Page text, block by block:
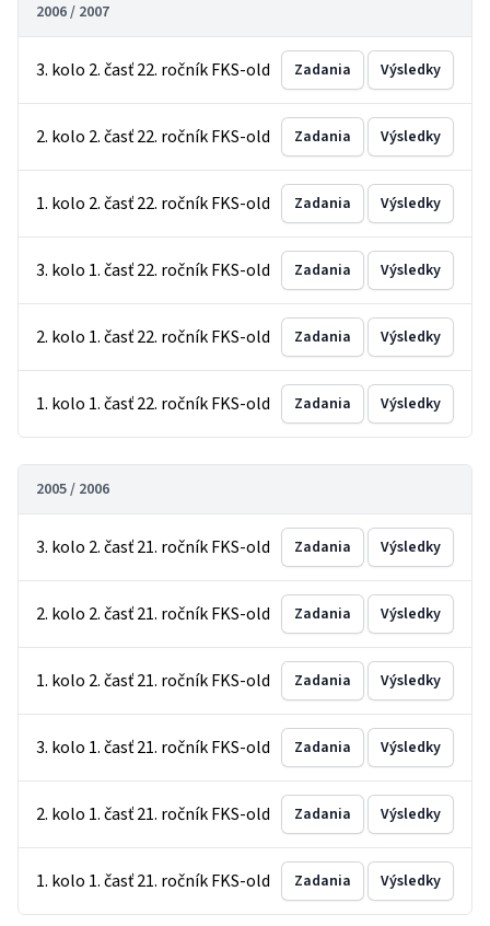
2006 / 2007
3. kolo 2. časť 22. ročník FKS-old Zadania Výsledky
2. kolo 2. časť 22. ročník FKS-old Zadania Výsledky
1. kolo 2. časť 22. ročník FKS-old Zadania Výsledky
3. kolo 1. časť 22. ročník FKS-old Zadania Výsledky
2. kolo 1. časť 22. ročník FKS-old Zadania Výsledky
1. kolo 1. časť 22. ročník FKS-old Zadania Výsledky
2005 / 2006
3. kolo 2. časť 21. ročník FKS-old Zadania Výsledky
2. kolo 2. časť 21. ročník FKS-old Zadania Výsledky
1. kolo 2. časť 21. ročník FKS-old Zadania Výsledky
3. kolo 1. časť 21. ročník FKS-old Zadania Výsledky
2. kolo 1. časť 21. ročník FKS-old Zadania Výsledky
1. kolo 1. časť 21. ročník FKS-old Zadania Výsledky